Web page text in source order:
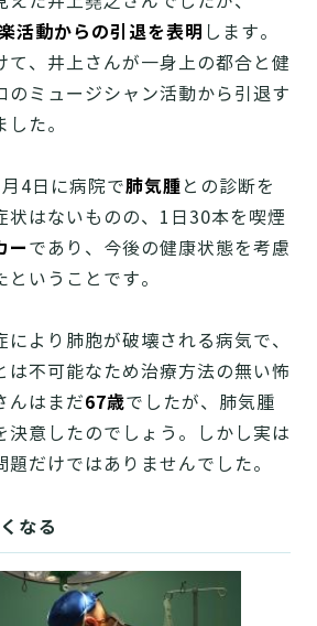
活動からの引退を表明 します。
て、井上さんが一身上の都合と健
のミュージシャン活動から引退す
た。
4日に病院で肺気腫 との診断を
状はないものの、1日30本を喫煙
ー であり、今後の健康状態を考慮
いうことです。
より肺胞が破壊される病気で、
は不可能なため治療方法の無い怖
んはまだ67歳でしたが、肺気腫
決意したのでしょう。しかし実は
だけではありませんでした。
なる